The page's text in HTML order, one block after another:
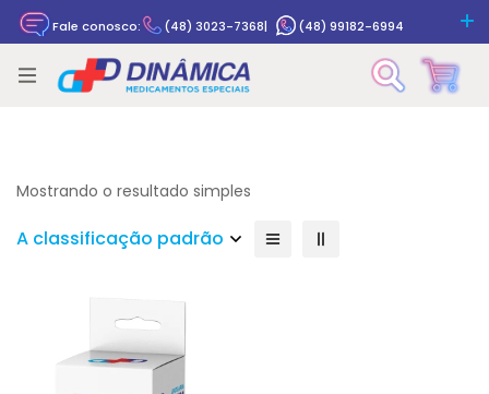
Fale conosco: (48) 3023-7368| (48) 99182-6994
Rastrear pedido
Mostrando o resultado simples
A classificação padrão